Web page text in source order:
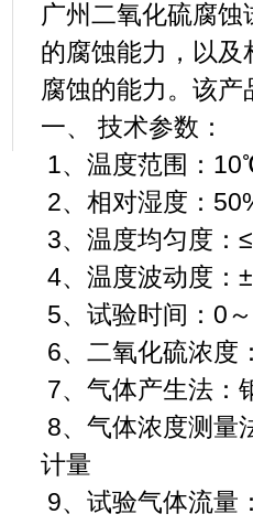
广州二氧化硫腐
的腐蚀能力，以
腐蚀的能力。该
一、 技术参数：
1、温度范围：
2、相对湿度：
3、温度均匀度：
4、温度波动度：
5、试验时间：0
6、二氧化硫浓度
7、气体产生法：
8、气体浓度测量
计量
9、试验气体流量